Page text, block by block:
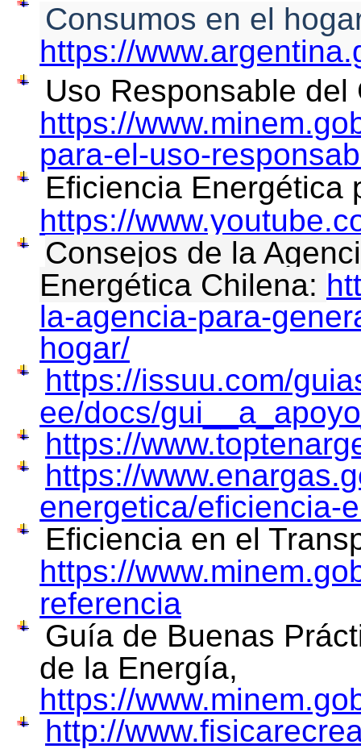
Consumos en el
https://
Uso Responsable del
https://
para-el-uso-
Eficiencia Energética
https://
Consejos de la
Energética Chilena:
la-agencia-para-
hogar/
https://issuu.com/
ee/docs/
https://
https://
energetica/eficiencia-
Eficiencia en el
https://
referencia
Guía de Buenas
de la Energía,
https://
http://